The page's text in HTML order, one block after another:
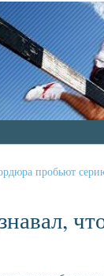
пробьют